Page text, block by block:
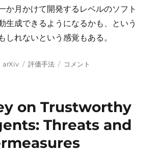
か月かけて開発するレベルのソフト
生成できるようになるかも、という
しれないという感覚もある。
カ
ー
arXiv
タ
評価手法
Measuring
Complete
Tasks に
コメント
on Trustworthy
Threats and